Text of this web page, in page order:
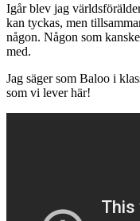
Igår blev jag
kan tyckas, men
någon. Någon som
med.
Jag säger som Baloo i
som vi lever här!